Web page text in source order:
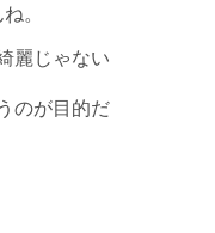
。
麗じゃない
のが目的だ